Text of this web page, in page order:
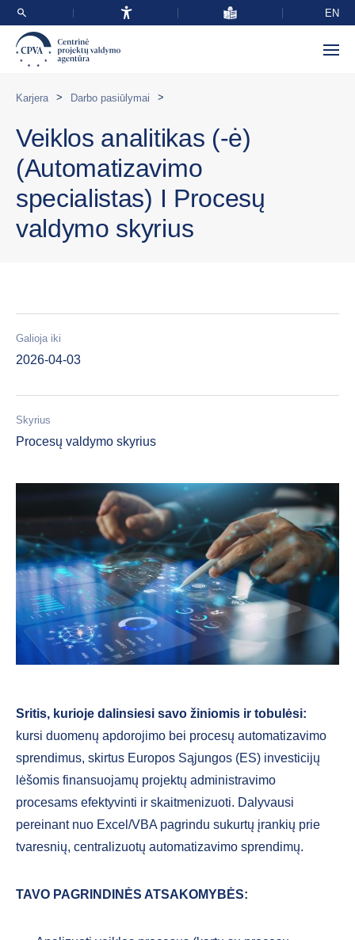
EN
Karjera > Darbo pasiūlymai >
Veiklos analitikas (-ė)
(Automatizavimo
specialistas) I Procesų
valdymo skyrius
Galioja iki
2026-04-03
Skyrius
Procesų valdymo skyrius
Sritis, kurioje dalinsiesi savo žiniomis ir tobulėsi:
kursi duomenų apdorojimo bei procesų automatizavimo
sprendimus, skirtus Europos Sąjungos (ES) investicijų
lėšomis finansuojamų projektų administravimo
procesams efektyvinti ir skaitmenizuoti. Dalyvausi
pereinant nuo Excel/VBA pagrindu sukurtų įrankių prie
tvaresnių, centralizuotų automatizavimo sprendimų.
TAVO PAGRINDINĖS ATSAKOMYBĖS: